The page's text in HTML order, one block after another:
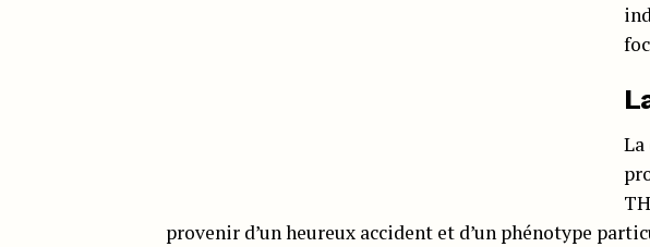
La
provenir d’un heureux accident et d’un phénotype